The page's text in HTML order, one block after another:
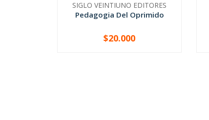
SIGLO VEINTIUNO EDITORES
Pedagogia Del Oprimido
+
$20.000